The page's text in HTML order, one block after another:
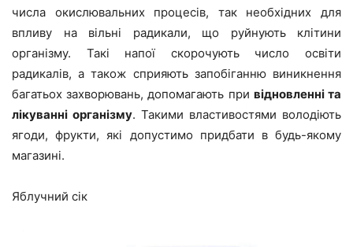
числа окислювальних процесів, так необхідних для
впливу на вільні радикали, що руйнують клітини
організму. Такі напої скорочують число освіти
радикалів, а також сприяють запобіганню виникнення
багатьох захворювань, допомагають при відновленні та
лікуванні організму. Такими властивостями володіють
ягоди, фрукти, які допустимо придбати в будь-якому
магазині.
Яблучний сік